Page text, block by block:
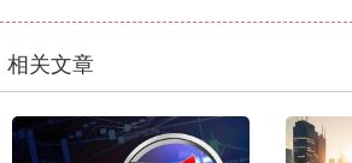
相关文章